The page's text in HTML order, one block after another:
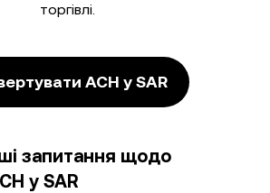
торгівлі.
ACH у SAR
запитання щодо
у SAR